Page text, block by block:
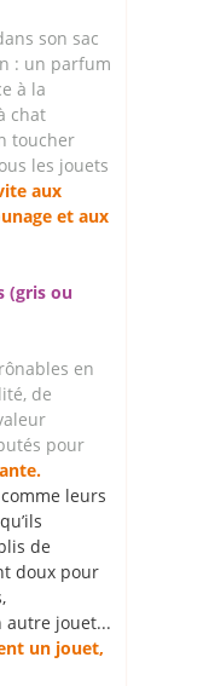
son sac
: un parfum
à la
chat
toucher
les jouets
aux
et aux
(gris ou
en
de
pour
leurs
de
doux pour
autre jouet...
un jouet,